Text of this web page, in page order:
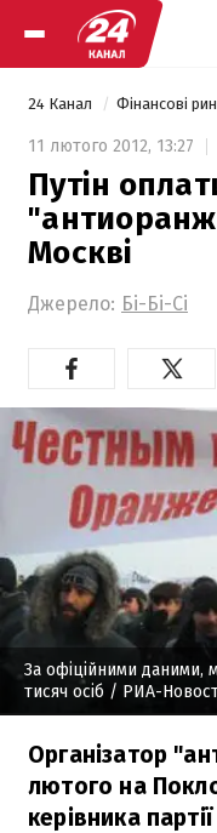
24 Канал Фінансові
11 лютого 2012, 13:27
Путін
Москві
Джерело: Бі-Бі-Сі
За офіційними даними,
тисяч осіб / РИА-
Організатор
лютого на
керівника